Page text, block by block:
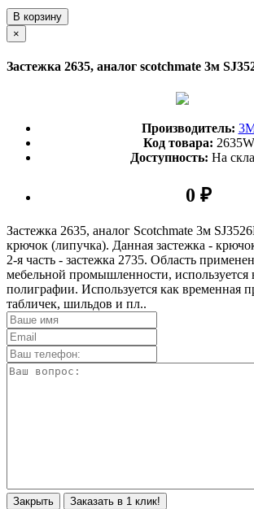
В корзину
×
Застежка 2635, аналог scotchmate 3м
Производитель:
Код товара: 2635W
Доступность: На
0 ₽
Застежка 2635, аналог Scotchmate 3м
крючок (липучка). Данная застежка -
2-я часть - застежка 2735. Область
мебельной промышленности, используется
полиграфии. Используется как временная
табличек, шильдов и пл..
Закрыть Заказать в 1 клик!